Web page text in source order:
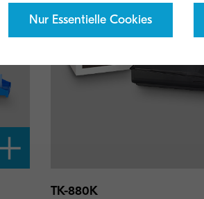
TK-880K
Nur Essentielle Cookies